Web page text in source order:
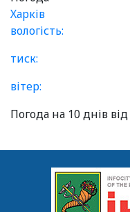
Харків
вологість:
тиск:
вітер:
Погода на 10 днів від